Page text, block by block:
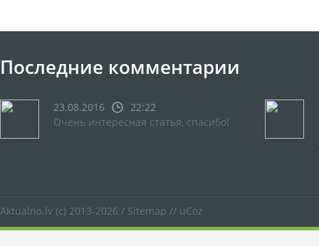
Последние комментарии
23.08.2016
22:22
Очень интересная статья, спасибо!
Aktualno.lv (c) 2013-2026 / Sitemap // uCoz